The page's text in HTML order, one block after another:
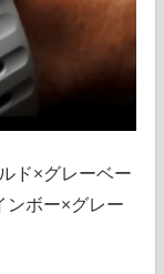
ド×グレーベー
ンボー×グレー